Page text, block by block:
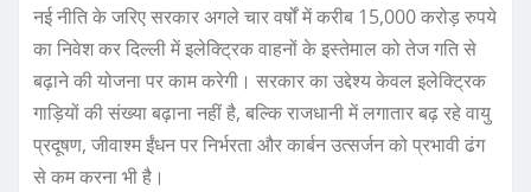
नई नीति के जरिए सरकार अगले चार वर्षों में करीब 15,000 करोड़ रुपये
का निवेश कर दिल्ली में इलेक्ट्रिक वाहनों के इस्तेमाल को तेज गति से
बढ़ाने की योजना पर काम करेगी। सरकार का उद्देश्य केवल इलेक्ट्रिक
गाड़ियों की संख्या बढ़ाना नहीं है, बल्कि राजधानी में लगातार बढ़ रहे वायु
प्रदूषण, जीवाश्म ईंधन पर निर्भरता और कार्बन उत्सर्जन को प्रभावी ढंग
से कम करना भी है।